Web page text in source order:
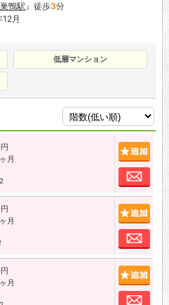
巣鴨駅』徒歩3分
月
低層マンション
月
2
お
月
お
月
お